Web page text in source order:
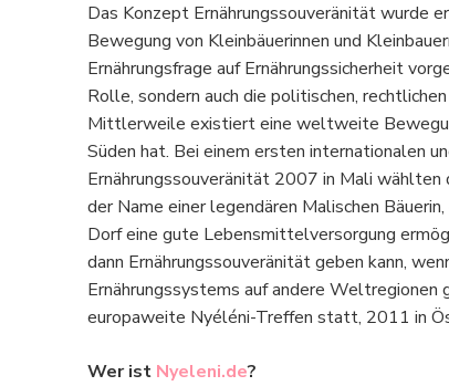
Das Konzept Ernährungssouveränität wurde
Bewegung von Kleinbäuerinnen und
Ernährungsfrage auf Ernährungssicherheit
Rolle, sondern auch die politischen,
Mittlerweile existiert eine weltweite
Süden hat. Bei einem ersten internationalen
Ernährungssouveränität 2007 in Mali
der Name einer legendären Malischen
Dorf eine gute Lebensmittelversorgung
dann Ernährungssouveränität geben kann,
Ernährungssystems auf andere Weltregionen
europaweite Nyéléni-Treffen statt, 2011 in
Wer ist Nyeleni.de?